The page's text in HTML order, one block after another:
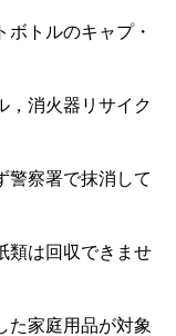
トルのキャプ・
，消火器リサイク
警察署で抹消して
類は回収できませ
た家庭用品が対象